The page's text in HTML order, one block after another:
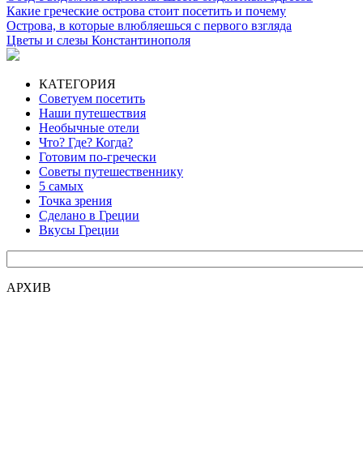
Какие греческие острова стоит посетить и почему
Острова, в которые влюбляешься с первого взгляда
Цветы и слезы Константинополя
КАТЕГОРИЯ
Советуем посетить
Наши путешествия
Необычные отели
Что? Где? Когда?
Готовим по-гречески
Советы путешественнику
5 самых
Точка зрения
Сделано в Греции
Вкусы Греции
АРХИВ